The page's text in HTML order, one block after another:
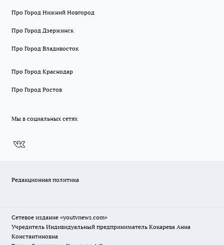
Про Город Нижний Новгород
Про Город Дзержинск
Про Город Владивосток
Про Город Краснодар
Про Город Ростов
Мы в социальных сетях
Редакционная политика
Сетевое издание «youtvnews.com»
Учредитель Индивидуальный предприниматель Кокарева Анна
Константиновна